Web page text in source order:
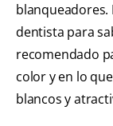
dentista para
recomendado
color y en lo
blancos y